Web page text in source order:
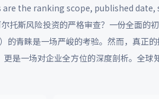
the ranking scope, published date,
托斯风险投资的严格审查？一份全面的
的青睐是一场严峻的考验。然而，真正
是一场对企业全方位的深度剖析。全球